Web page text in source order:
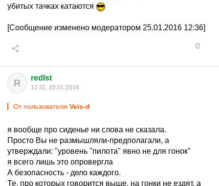
убитых тачках катаются
[Сообщение изменено модератором 25.01.2016 12:36]
0
R redIst
12:31, 25.01.2016
От пользователя Veis-d
я вообще про сиденье ни слова не сказала.
Просто Вы не размышляли-предполагали, а
утверждали: "уровень "пилота" явно не для гонок"
я всего лишь это опровергла
А безопасность - дело каждого.
Те, про которых говорится выше, на гонки не ездят, а